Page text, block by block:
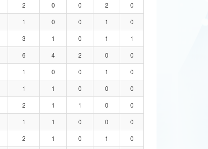
2 0 0 2
0
1 0 0 1
0
3 1 0 1
1
6 4 2 0
0
1 0 0 1
0
1 1 0 0
0
2 1 1 0
0
1 1 0 0
0
2 1 0 1
0